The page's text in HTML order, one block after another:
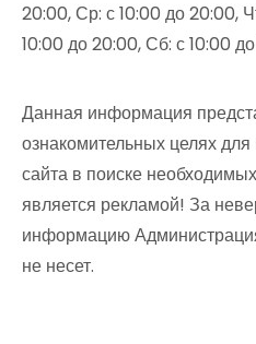
20:00, Ср: с 10:00 до 20:00,
10:00 до 20:00, Сб: с 10:00
Данная информация
ознакомительных целях
сайта в поиске
является рекламой! За
информацию
не несет.